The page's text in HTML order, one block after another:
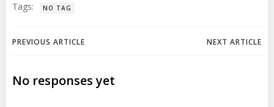
Tags: NO TAG
Navegación
de
PREVIOUS ARTICLE
Navegación
NEXT ARTICLE
No responses yet